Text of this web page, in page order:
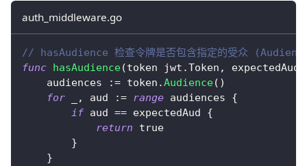
auth_middleware.go
// hasAudience 检查令牌是否包含指定的受众
func hasAudience(token jwt .Token , expectedAud
    audiences
:= token .Audience( )
for
, aud := range audiences {
if aud == expectedAud {
return
true
}
}